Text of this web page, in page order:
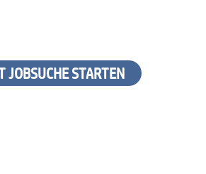
JOBSUCHE STARTEN